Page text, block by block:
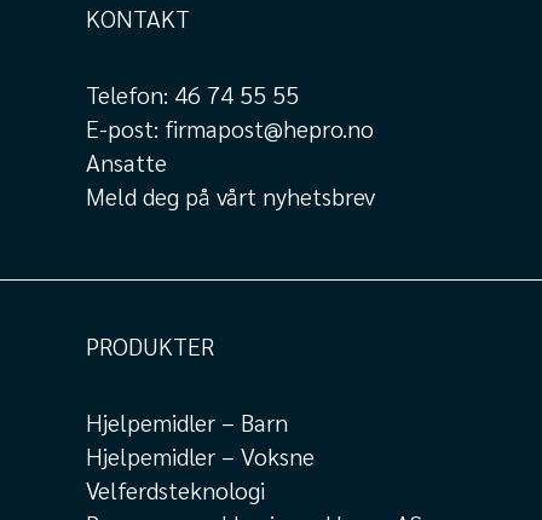
KONTAKT
Telefon: 46 74 55 55
E-post: firmapost@hepro.no
Ansatte
Meld deg på vårt nyhetsbrev
PRODUKTER
Hjelpemidler – Barn
Hjelpemidler – Voksne
Velferdsteknologi